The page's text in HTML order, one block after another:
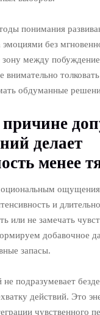
понимания
эмоциями без
между
внимательно
обдуманные
делает
менее
и
или не замечать
добавочное
запасы.
подразумевает
действий. Это
чувственного